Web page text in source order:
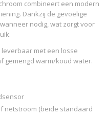
combineert een modern
Dankzij de gevoelige
nodig, wat zorgt voor
met een losse
gemengd warm/koud water.
netstroom (beide standaard